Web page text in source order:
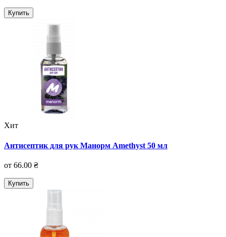
Купить
Хит
Антисептик для рук Манорм Amethyst 50 мл
от 66.00 ₴
Купить